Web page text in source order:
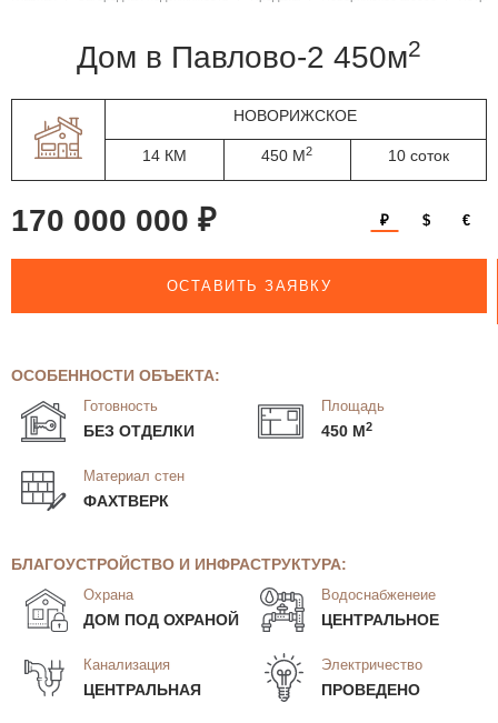
дом в Павлово-2 450м2
НОВОРИЖСКОЕ
14 КМ 450 М2 10 соток
170 000 000 ₽ ₽ $ €
ОСТАВИТЬ ЗАЯВКУ
ОСОБЕННОСТИ ОБЪЕКТА:
Готовность
БЕЗ ОТДЕЛКИ
Площадь
450 М2
Материал стен
ФАХТВЕРК
БЛАГОУСТРОЙСТВО И ИНФРАСТРУКТУРА:
Охрана
ДОМ ПОД ОХРАНОЙ
Водоснабженеие
ЦЕНТРАЛЬНОЕ
Канализация
ЦЕНТРАЛЬНАЯ
Электричество
ПРОВЕДЕНО